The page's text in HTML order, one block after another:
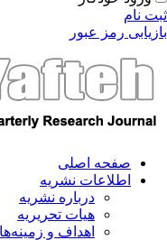
نام
رمز عبور
صفحه اصلی
اطلاعات نشریه
درباره نشریه
هیات تحریریه
اهداف و زمینه‌ها